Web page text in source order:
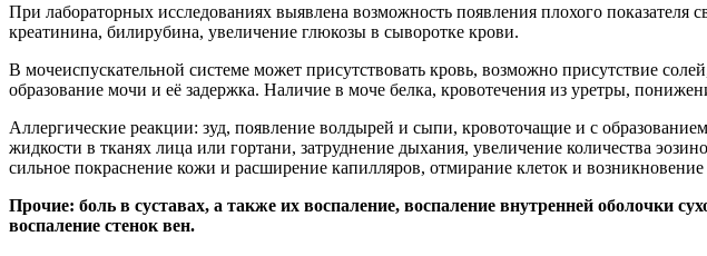
При лабораторных исследованиях выявлена возможность появления плохого
креатинина, билирубина, увеличение глюкозы в сыворотке крови.
В мочеиспускательной системе может присутствовать кровь, возможно присутствие
образование мочи и её задержка. Наличие в моче белка, кровотечения из уретры,
Аллергические реакции: зуд, появление волдырей и сыпи, кровоточащие и с
жидкости в тканях лица или гортани, затруднение дыхания, увеличение количества
сильное покраснение кожи и расширение капилляров, отмирание клеток и
Прочие: боль в суставах, а также их воспаление, воспаление внутренней оболочки
воспаление стенок вен.